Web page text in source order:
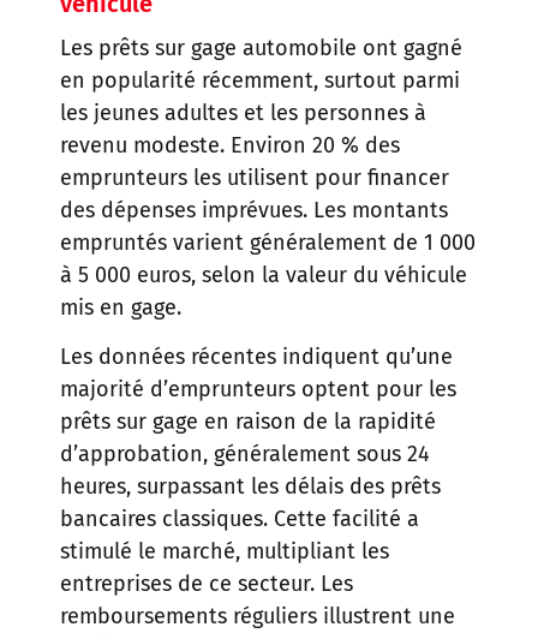
Les prêts sur gage automobile ont gagné
en popularité récemment, surtout parmi
les jeunes adultes et les personnes à
revenu modeste. Environ 20 % des
emprunteurs les utilisent pour financer
des dépenses imprévues. Les montants
empruntés varient généralement de 1 000
à 5 000 euros, selon la valeur du véhicule
mis en gage.
Les données récentes indiquent qu’une
majorité d’emprunteurs optent pour les
prêts sur gage en raison de la rapidité
d’approbation, généralement sous 24
heures, surpassant les délais des prêts
bancaires classiques. Cette facilité a
stimulé le marché, multipliant les
entreprises de ce secteur. Les
remboursements réguliers illustrent une